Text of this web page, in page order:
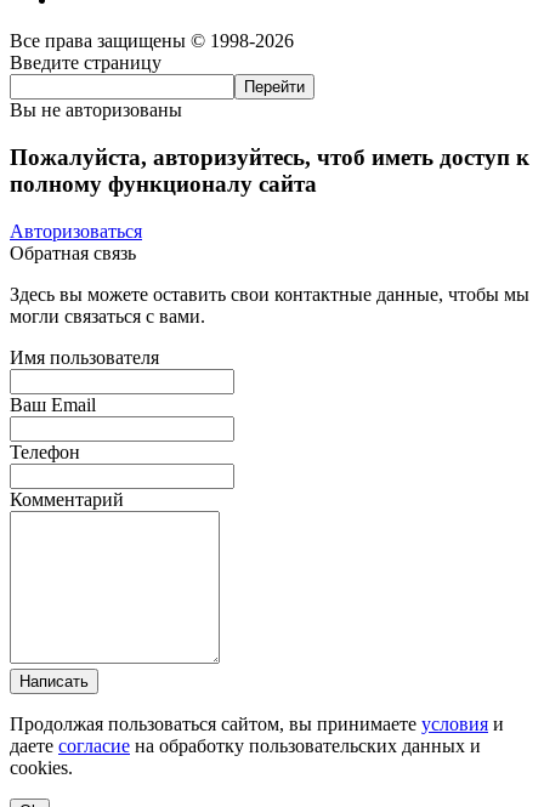
Все права защищены © 1998-2026
Введите страницу
Вы не авторизованы
Пожалуйста, авторизуйтесь, чтоб иметь доступ к
полному функционалу сайта
Авторизоваться
Обратная связь
Здесь вы можете оставить свои контактные данные, чтобы мы
могли связаться с вами.
Имя пользователя
Ваш Email
Телефон
Комментарий
Написать
Продолжая пользоваться сайтом, вы принимаете условия и
даете согласие на обработку пользовательских данных и
cookies.